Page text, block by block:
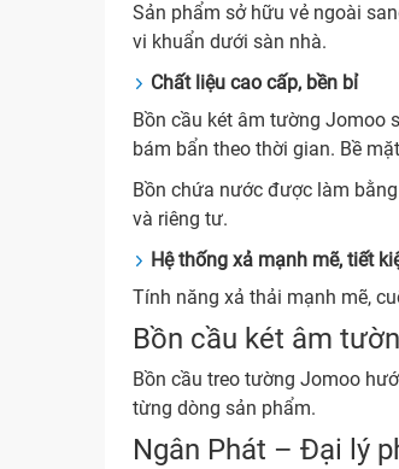
Sản phẩm sở hữu vẻ ngoài
vi khuẩn dưới sàn nhà.
Chất liệu cao cấp, bền bỉ
Bồn cầu két âm tường Jomoo
bám bẩn theo thời gian. Bề
Bồn chứa nước được làm
và riêng tư.
Hệ thống xả mạnh mẽ, tiết
Tính năng xả thải mạnh mẽ,
Bồn cầu két âm
Bồn cầu treo tường Jomoo
từng dòng sản phẩm.
Ngân Phát – Đại lý